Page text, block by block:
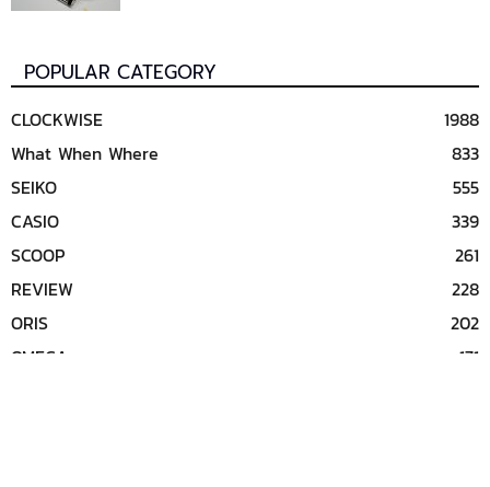
POPULAR CATEGORY
CLOCKWISE
1988
What When Where
833
SEIKO
555
CASIO
339
SCOOP
261
REVIEW
228
ORIS
202
OMEGA
171